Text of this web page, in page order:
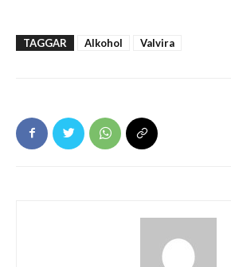
TAGGAR Alkohol Valvira